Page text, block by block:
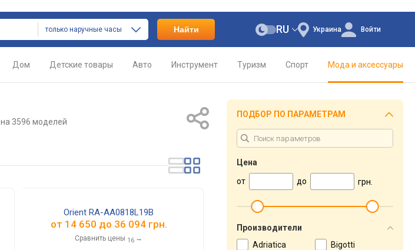
только наручные часы Найти Украина
RU Войти
Дом Детские товары Авто Инструмент Туризм Спорт Мода и аксессуары
на 3596 моделей
Orient RA-AA0818L19B
от 14 650 до 36 094грн.
Сравнить цены 16 →
ПОДБОР ПО ПАРАМЕТРАМ
Цена
от
до грн.
Производители
Adriatica
Bigotti